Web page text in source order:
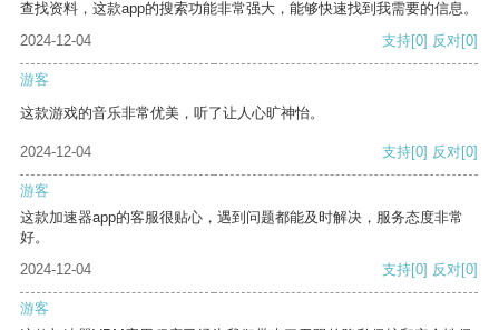
查找资料，这款app的搜索功能非常强大，能够快速找到我需要的信息。
2024-12-04
支持[0] 反对[0]
游客
这款游戏的音乐非常优美，听了让人心旷神怡。
2024-12-04 支持[0] 反对[0]
游客
这款加速器app的客服很贴心，遇到问题都能及时解决，服务态度非常
好。
2024-12-04
支持[0] 反对[0]
游客